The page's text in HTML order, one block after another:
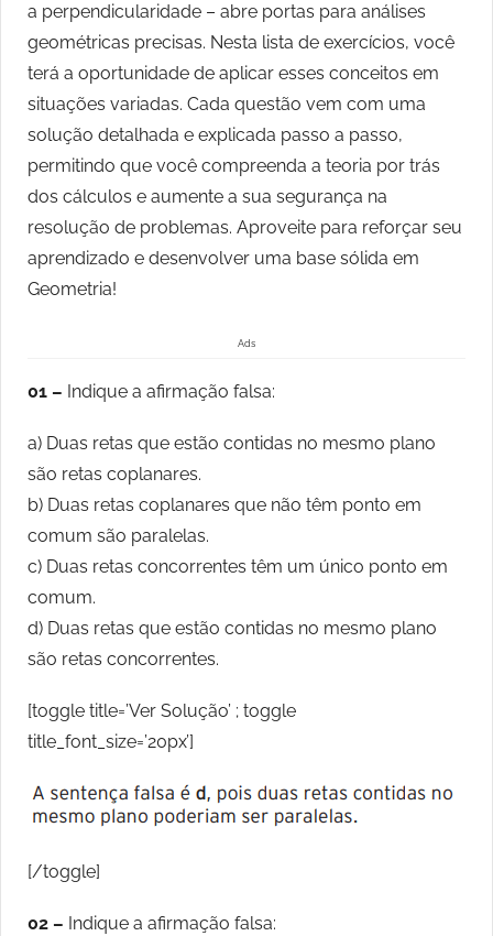
a perpendicularidade – abre portas para análises
geométricas precisas. Nesta lista de exercícios, você
terá a oportunidade de aplicar esses conceitos em
situações variadas. Cada questão vem com uma
solução detalhada e explicada passo a passo,
permitindo que você compreenda a teoria por trás
dos cálculos e aumente a sua segurança na
resolução de problemas. Aproveite para reforçar seu
aprendizado e desenvolver uma base sólida em
Geometria!
Ads
01 – Indique a afirmação falsa:
a) Duas retas que estão contidas no mesmo plano
são retas coplanares.
b) Duas retas coplanares que não têm ponto em
comum são paralelas.
c) Duas retas concorrentes têm um único ponto em
comum.
d) Duas retas que estão contidas no mesmo plano
são retas concorrentes.
[toggle title=’Ver Solução’ ; toggle
title_font_size=’20px’]
[/toggle]
02 – Indique a afirmação falsa: